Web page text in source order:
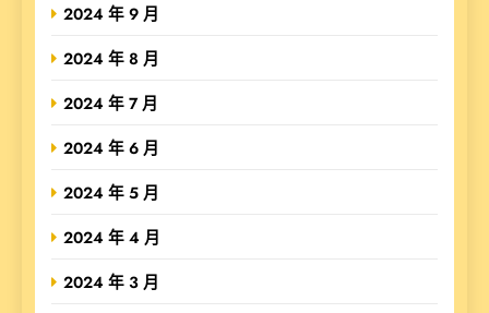
2024 年 9 月
2024 年 8 月
2024 年 7 月
2024 年 6 月
2024 年 5 月
2024 年 4 月
2024 年 3 月